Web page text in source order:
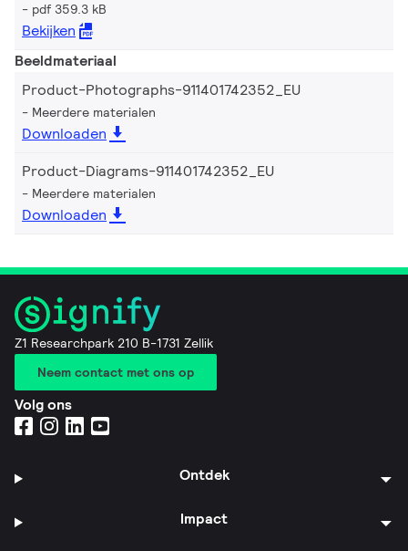
pdf 359.3 kB
Bekijken
Beeldmateriaal
Product-Photographs-911401742352_EU
Meerdere materialen
Downloaden
Product-Diagrams-911401742352_EU
Meerdere materialen
Downloaden
Z1 Researchpark 210 B-1731 Zellik
Neem contact met ons op
Volg ons
Ontdek
Impact